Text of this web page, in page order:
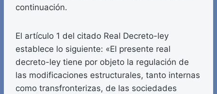
continuación.
El artículo 1 del citado Real Decreto-ley
establece lo siguiente: «El presente real
decreto-ley tiene por objeto la regulación de
las modificaciones estructurales, tanto internas
como transfronterizas, de las sociedades